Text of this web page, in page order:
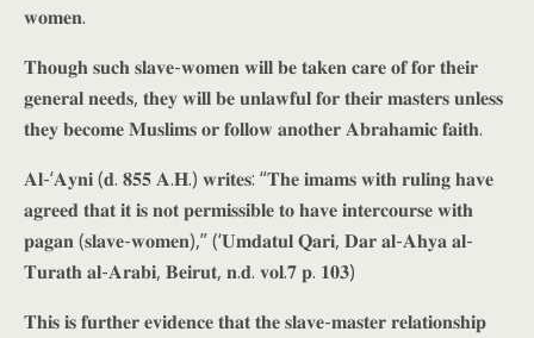
𝐰𝐨𝐦𝐞𝐧.
𝐓𝐡𝐨𝐮𝐠𝐡 𝐬𝐮𝐜𝐡 𝐬𝐥𝐚𝐯𝐞-𝐰𝐨𝐦𝐞𝐧 𝐰𝐢𝐥𝐥 𝐛𝐞 𝐭𝐚𝐤𝐞𝐧 𝐜𝐚𝐫𝐞 𝐨𝐟 𝐟𝐨𝐫 𝐭𝐡𝐞𝐢𝐫
𝐠𝐞𝐧𝐞𝐫𝐚𝐥 𝐧𝐞𝐞𝐝𝐬, 𝐭𝐡𝐞𝐲 𝐰𝐢𝐥𝐥 𝐛𝐞 𝐮𝐧𝐥𝐚𝐰𝐟𝐮𝐥 𝐟𝐨𝐫 𝐭𝐡𝐞𝐢𝐫 𝐦𝐚𝐬𝐭𝐞𝐫𝐬 𝐮𝐧𝐥𝐞𝐬𝐬
𝐭𝐡𝐞𝐲 𝐛𝐞𝐜𝐨𝐦𝐞 𝐌𝐮𝐬𝐥𝐢𝐦𝐬 𝐨𝐫 𝐟𝐨𝐥𝐥𝐨𝐰 𝐚𝐧𝐨𝐭𝐡𝐞𝐫 𝐀𝐛𝐫𝐚𝐡𝐚𝐦𝐢𝐜 𝐟𝐚𝐢𝐭𝐡.
𝐀𝐥-‘𝐀𝐲𝐧𝐢 (𝐝. 𝟖𝟓𝟓 𝐀.𝐇.) 𝐰𝐫𝐢𝐭𝐞𝐬: “𝐓𝐡𝐞 𝐢𝐦𝐚𝐦𝐬 𝐰𝐢𝐭𝐡 𝐫𝐮𝐥𝐢𝐧𝐠 𝐡𝐚𝐯𝐞
𝐚𝐠𝐫𝐞𝐞𝐝 𝐭𝐡𝐚𝐭 𝐢𝐭 𝐢𝐬 𝐧𝐨𝐭 𝐩𝐞𝐫𝐦𝐢𝐬𝐬𝐢𝐛𝐥𝐞 𝐭𝐨 𝐡𝐚𝐯𝐞 𝐢𝐧𝐭𝐞𝐫𝐜𝐨𝐮𝐫𝐬𝐞 𝐰𝐢𝐭𝐡
𝐩𝐚𝐠𝐚𝐧 (𝐬𝐥𝐚𝐯𝐞-𝐰𝐨𝐦𝐞𝐧),” (‘𝐔𝐦𝐝𝐚𝐭𝐮𝐥 𝐐𝐚𝐫𝐢, 𝐃𝐚𝐫 𝐚𝐥-𝐀𝐡𝐲𝐚 𝐚𝐥-
𝐓𝐮𝐫𝐚𝐭𝐡 𝐚𝐥-𝐀𝐫𝐚𝐛𝐢, 𝐁𝐞𝐢𝐫𝐮𝐭, 𝐧.𝐝. 𝐯𝐨𝐥.𝟕 𝐩. 𝟏𝟎𝟑)
𝐓𝐡𝐢𝐬 𝐢𝐬 𝐟𝐮𝐫𝐭𝐡𝐞𝐫 𝐞𝐯𝐢𝐝𝐞𝐧𝐜𝐞 𝐭𝐡𝐚𝐭 𝐭𝐡𝐞 𝐬𝐥𝐚𝐯𝐞-𝐦𝐚𝐬𝐭𝐞𝐫 𝐫𝐞𝐥𝐚𝐭𝐢𝐨𝐧𝐬𝐡𝐢𝐩